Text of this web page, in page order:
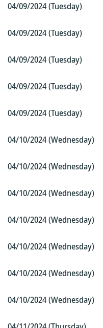
04/09/2024 (Tuesday)
04/09/2024 (Tuesday)
04/09/2024 (Tuesday)
04/09/2024 (Tuesday)
04/09/2024 (Tuesday)
04/10/2024 (Wednesday)
04/10/2024 (Wednesday)
04/10/2024 (Wednesday)
04/10/2024 (Wednesday)
04/10/2024 (Wednesday)
04/10/2024 (Wednesday)
04/10/2024 (Wednesday)